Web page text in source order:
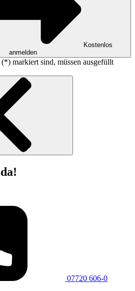
Kostenlos
anmelden
markiert sind, müssen ausgefüllt
07720 606-0